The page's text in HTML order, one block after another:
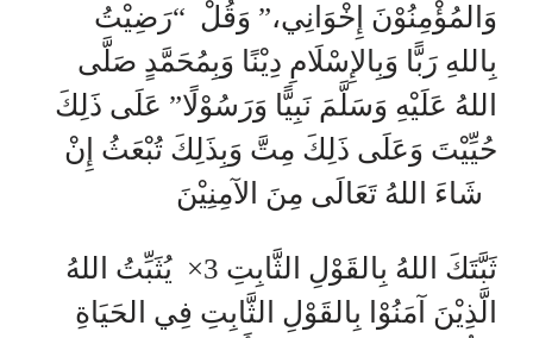
وَالمُؤْمِنُوْنَ إِخْوَانِي،” وَقُلْ “رَضِيْتُ
بِاللهِ رَبًّا وَبِالإِسْلَامِ دِيْنًا وَبِمُحَمَّدٍ صَلَّى
اللهُ عَلَيْهِ وَسَلَّمَ نَبِيًّا وَرَسُوْلًا” عَلَى ذَلِكَ
حُيِّيْتَ وَعَلَى ذَلِكَ مِتَّ وَبِذَلِكَ تُبْعَثُ إِنْ
ثَبَّتَكَ اللهُ بِالقَوْلِ الثَّابِتِ 3× يُثَبِّتُ اللهُ
الَّذِيْنَ آمَنُوْا بِالقَوْلِ الثَّابِتِ فِي الحَيَاةِ